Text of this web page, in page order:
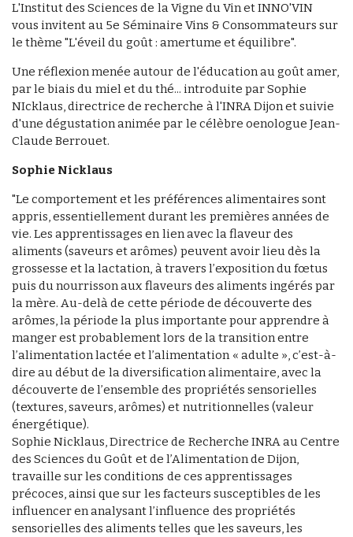
L'Institut des Sciences de la Vigne du Vin et INNO'VIN
vous invitent au 5e Séminaire Vins & Consommateurs sur
le thème "L'éveil du goût : amertume et équilibre".
Une réflexion menée autour de l'éducation au goût amer,
par le biais du miel et du thé... introduite par Sophie
NIcklaus, directrice de recherche à l'INRA Dijon et suivie
d'une dégustation animée par le célèbre oenologue Jean-
Claude Berrouet.
Sophie Nicklaus
"Le comportement et les préférences alimentaires sont
appris, essentiellement durant les premières années de
vie. Les apprentissages en lien avec la flaveur des
aliments (saveurs et arômes) peuvent avoir lieu dès la
grossesse et la lactation, à travers l’exposition du fœtus
puis du nourrisson aux flaveurs des aliments ingérés par
la mère. Au-delà de cette période de découverte des
arômes, la période la plus importante pour apprendre à
manger est probablement lors de la transition entre
l’alimentation lactée et l’alimentation « adulte », c’est-à-
dire au début de la diversification alimentaire, avec la
découverte de l’ensemble des propriétés sensorielles
(textures, saveurs, arômes) et nutritionnelles (valeur
énergétique).
Sophie Nicklaus, Directrice de Recherche INRA au Centre
des Sciences du Goût et de l’Alimentation de Dijon,
travaille sur les conditions de ces apprentissages
précoces, ainsi que sur les facteurs susceptibles de les
influencer en analysant l’influence des propriétés
sensorielles des aliments telles que les saveurs, les